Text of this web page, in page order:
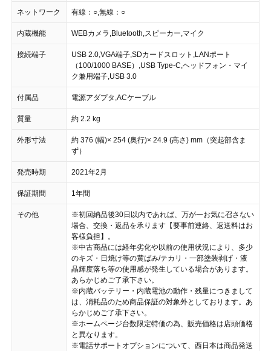
ネットワーク 有線：○,無線：○
内蔵機能 WEBカメラ,Bluetooth,スピーカー,マイク
接続端子
USB 2.0,VGA端子,SDカードスロット,LANポート
（100/1000 BASE）,USB Type-C,ヘッドフォン・マイ
ク兼用端子,USB 3.0
付属品 電源アダプタ,ACケーブル
質量 約 2.2 kg
外形寸法
約 376 (幅)× 254 (奥行)× 24.9 (高さ) mm（突起部含ま
ず）
発売時期 2021年2月
保証期間 1年間
その他
※初回納品後30日以内であれば、万が一お気に召さない
場合、交換・返品を承ります【要事前連絡、返送料はお
客様負担】。
※中古商品には経年劣化や以前の使用状況により、多少
のキズ・日焼け等の黄ばみ/テカリ・一部塗装剥げ・液
晶輝度落ち等の使用感が発生している場合があります。
あらかじめご了承下さい。
※内蔵バッテリー・内蔵電池の動作・残量につきまして
は、消耗品のため商品保証の対象外としております。あ
らかじめご了承下さい。
※ホームページ台数限定特価の為、販売価格は店頭価格
と異なります。
※電話サポートオプションについて、西日本は商品発送